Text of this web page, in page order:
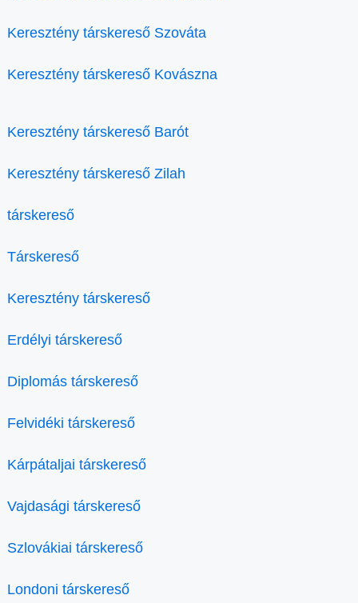
Keresztény társkereső Szováta
Keresztény társkereső Kovászna
Keresztény társkereső Barót
Keresztény társkereső Zilah
társkereső
Társkereső
Keresztény társkereső
Erdélyi társkereső
Diplomás társkereső
Felvidéki társkereső
Kárpátaljai társkereső
Vajdasági társkereső
Szlovákiai társkereső
Londoni társkereső